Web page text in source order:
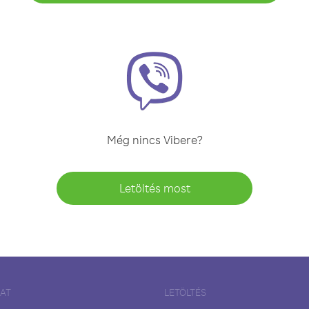
Még nincs Vibere?
Letöltés most
LETÖLTÉS